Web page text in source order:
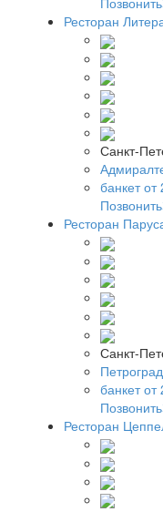
Ресторан
Санкт-
банкет от
Позвонить
Ресторан
Санкт-
банкет от
Позвонить
Ресторан